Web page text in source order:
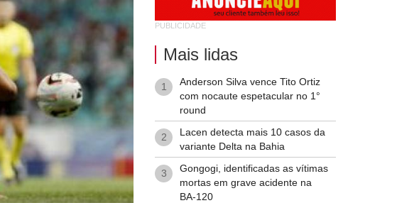
PUBLICIDADE
Mais lidas
1
Anderson Silva vence Tito Ortiz
com nocaute espetacular no 1°
round
2
Lacen detecta mais 10 casos da
variante Delta na Bahia
3
Gongogi, identificadas as vítimas
mortas em grave acidente na
BA-120